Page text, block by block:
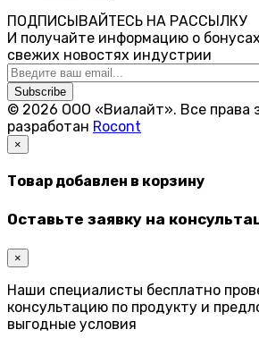
ПОДПИСЫВАЙТЕСЬ НА РАССЫЛКУ
И получайте информацию о
свежих новостях индустрии
Subscribe
© 2026 ООО «Виалайт». Все права
разработан Rocont
×
Товар добавлен в корзину
Оставьте заявку на
×
Наши специалисты бесплатно
консультацию по продукту и
выгодные условия